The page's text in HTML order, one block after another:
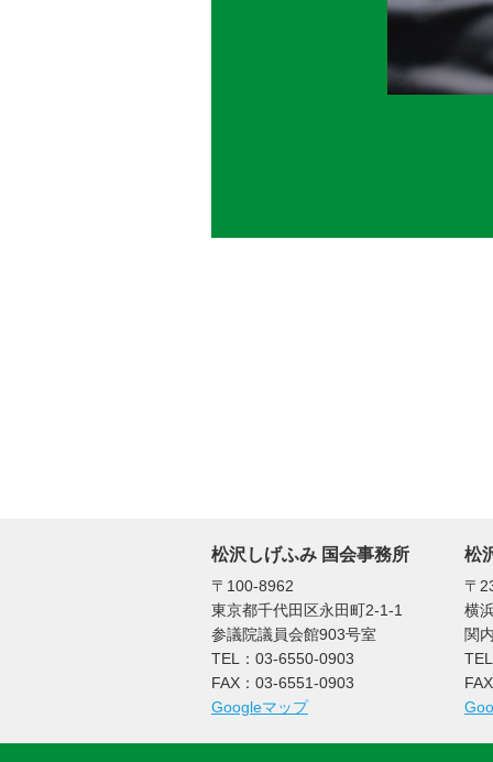
松沢しげふみ 国会事務所
〒100-8962
東京都千代田区永田町2-1-1
参議院議員会館903号室
TEL：03-6550-0903
FAX：03-6551-0903
Googleマップ
松
〒
横
関